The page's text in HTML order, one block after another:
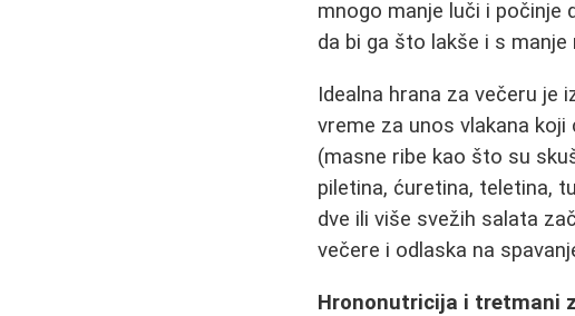
mnogo manje luči i počinje
da bi ga što lakše i s
Idealna hrana za večeru je
vreme za unos vlakana
(masne ribe kao što su
piletina, ćuretina, teletina,
dve ili više svežih salata
večere i odlaska na
Hrononutricija i tretmani